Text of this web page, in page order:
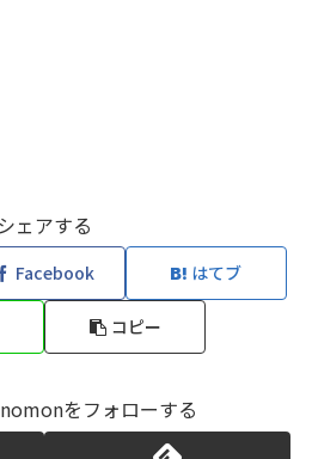
シェアする
Facebook はてブ
コピー
をフォローする